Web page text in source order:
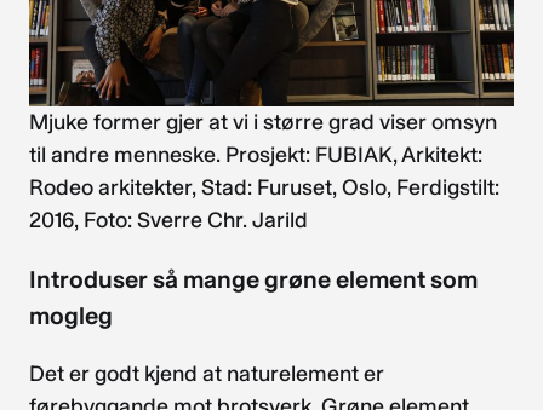
Mjuke former gjer at vi i større grad viser omsyn
til andre menneske. Prosjekt: FUBIAK, Arkitekt:
Rodeo arkitekter, Stad: Furuset, Oslo, Ferdigstilt:
2016, Foto: Sverre Chr. Jarild
Introduser så mange grøne element som
mogleg
Det er godt kjend at naturelement er